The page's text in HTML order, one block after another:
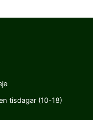
tisdagar (10-18)